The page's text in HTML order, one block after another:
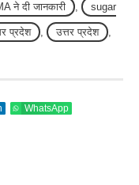
ने दी जानकारी , sugar
प्रदेश , उत्तर प्रदेश ,
WhatsApp